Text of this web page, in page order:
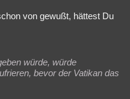
von gewußt, hättest Du
würde, würde
bevor der Vatikan das